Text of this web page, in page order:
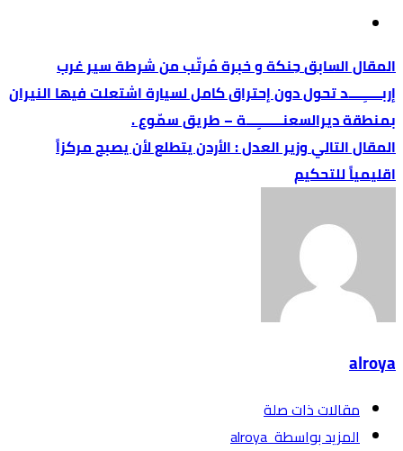
حِنكة و خبرة مُرتّب من شرطة سير غرب
إربـــــِــــد تحول دون إحتراق كامل لسيارة اشتعلت فيها النيران
بمنطقة ديرالسعنـــــــِـــة – طريق سمّوع .
وزير العدل : الأردن يتطلع لأن يصبح مركزاً
اقليمياً للتحكيم
alroya
‫مقالات ذات صلة‬
‫‫المزيد بواسطة‬ ‬ alroya